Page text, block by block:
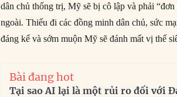
dân chủ thống trị, Mỹ sẽ bị cô lập và phải
ngoài. Thiếu đi các đồng minh dân chủ, sức
đáng kể và sớm muộn Mỹ sẽ đánh mất vị thế
Bài đang hot
Tại sao AI lại là một rủi ro đối với